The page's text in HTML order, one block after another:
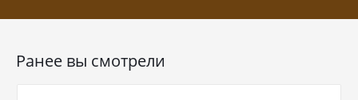
Ранее вы смотрели